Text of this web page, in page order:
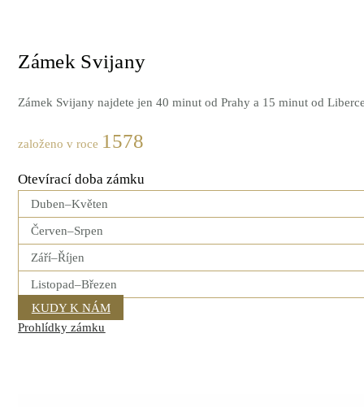
Zámek Svijany
Zámek Svijany najdete jen 40 minut od Prahy a 15 minut od
založeno v roce 1578
Otevírací doba zámku
Duben–Květen
Červen–Srpen
Září–Říjen
Listopad–Březen
KUDY K NÁM
Prohlídky zámku